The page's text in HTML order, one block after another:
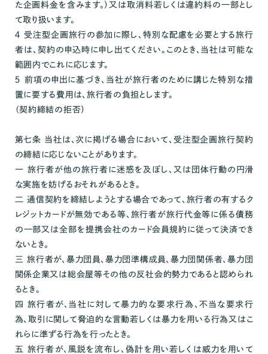
た企画料金を含みます。）又は取消料若しくは違約料の一部とし
て取り扱います。
４ 受注型企画旅行の参加に際し、特別な配慮を必要とする旅行
者は、契約の申込時に申し出てください。このとき、当社は可能な
範囲内でこれに応じます。
５ 前項の申出に基づき、当社が旅行者のために講じた特別な措
置に要する費用は、旅行者の負担とします。
（契約締結の拒否）
第七条 当社は、次に掲げる場合において、受注型企画旅行契約
の締結に応じないことがあります。
一 旅行者が他の旅行者に迷惑を及ぼし、又は団体行動の円滑
な実施を妨げるおそれがあるとき。
二 通信契約を締結しようとする場合であって、旅行者の有するク
レジットカードが無効である等、旅行者が旅行代金等に係る債務
の一部又は全部を提携会社のカード会員規約に従って決済でき
ないとき。
三 旅行者が、暴力団員、暴力団準構成員、暴力団関係者、暴力団
関係企業又は総会屋等その他の反社会的勢力であると認められ
るとき。
四 旅行者が、当社に対して暴力的な要求行為、不当な要求行
為、取引に関して脅迫的な言動若しくは暴力を用いる行為又はこ
れらに準ずる行為を行ったとき。
五 旅行者が、風説を流布し、偽計を用い若しくは威力を用いて